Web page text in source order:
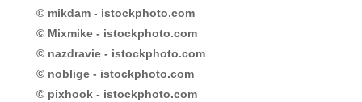
© mikdam - istockphoto.com
© Mixmike - istockphoto.com
© nazdravie - istockphoto.com
© noblige - istockphoto.com
© pixhook - istockphoto.com